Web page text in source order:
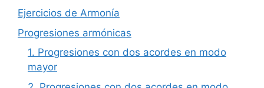
Ejercicios de Armonía
Progresiones armónicas
1. Progresiones con dos acordes en modo
mayor